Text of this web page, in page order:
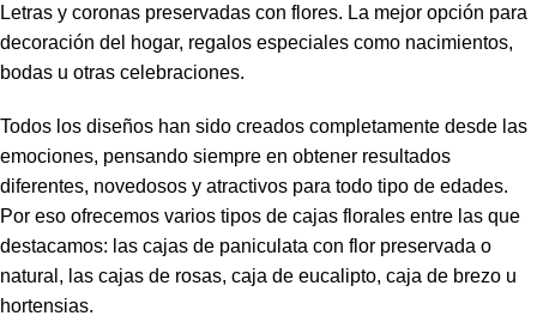
Letras y coronas preservadas con flores. La mejor opción para
decoración del hogar, regalos especiales como nacimientos,
bodas u otras celebraciones.
Todos los diseños han sido creados completamente desde las
emociones, pensando siempre en obtener resultados
diferentes, novedosos y atractivos para todo tipo de edades.
Por eso ofrecemos varios tipos de cajas florales entre las que
destacamos: las cajas de paniculata con flor preservada o
natural, las cajas de rosas, caja de eucalipto, caja de brezo u
hortensias.